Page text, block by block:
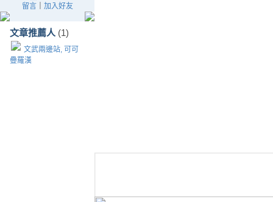
留言｜ 加入好友
文章推薦人 (1)
文武兩邊站, 可可
疊羅漢